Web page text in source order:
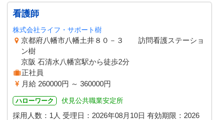
看護師
株式会社ライフ・サポート樹
京都府八幡市八幡土井８０－３ 訪問看護ステーショ
ン樹
京阪 石清水八幡宮駅から徒歩2分
正社員
月給 260000円 ～ 360000円
ハローワーク 伏見公共職業安定所
採用人数：1人 受理日： 2026年08月10日 有効期限： 2026